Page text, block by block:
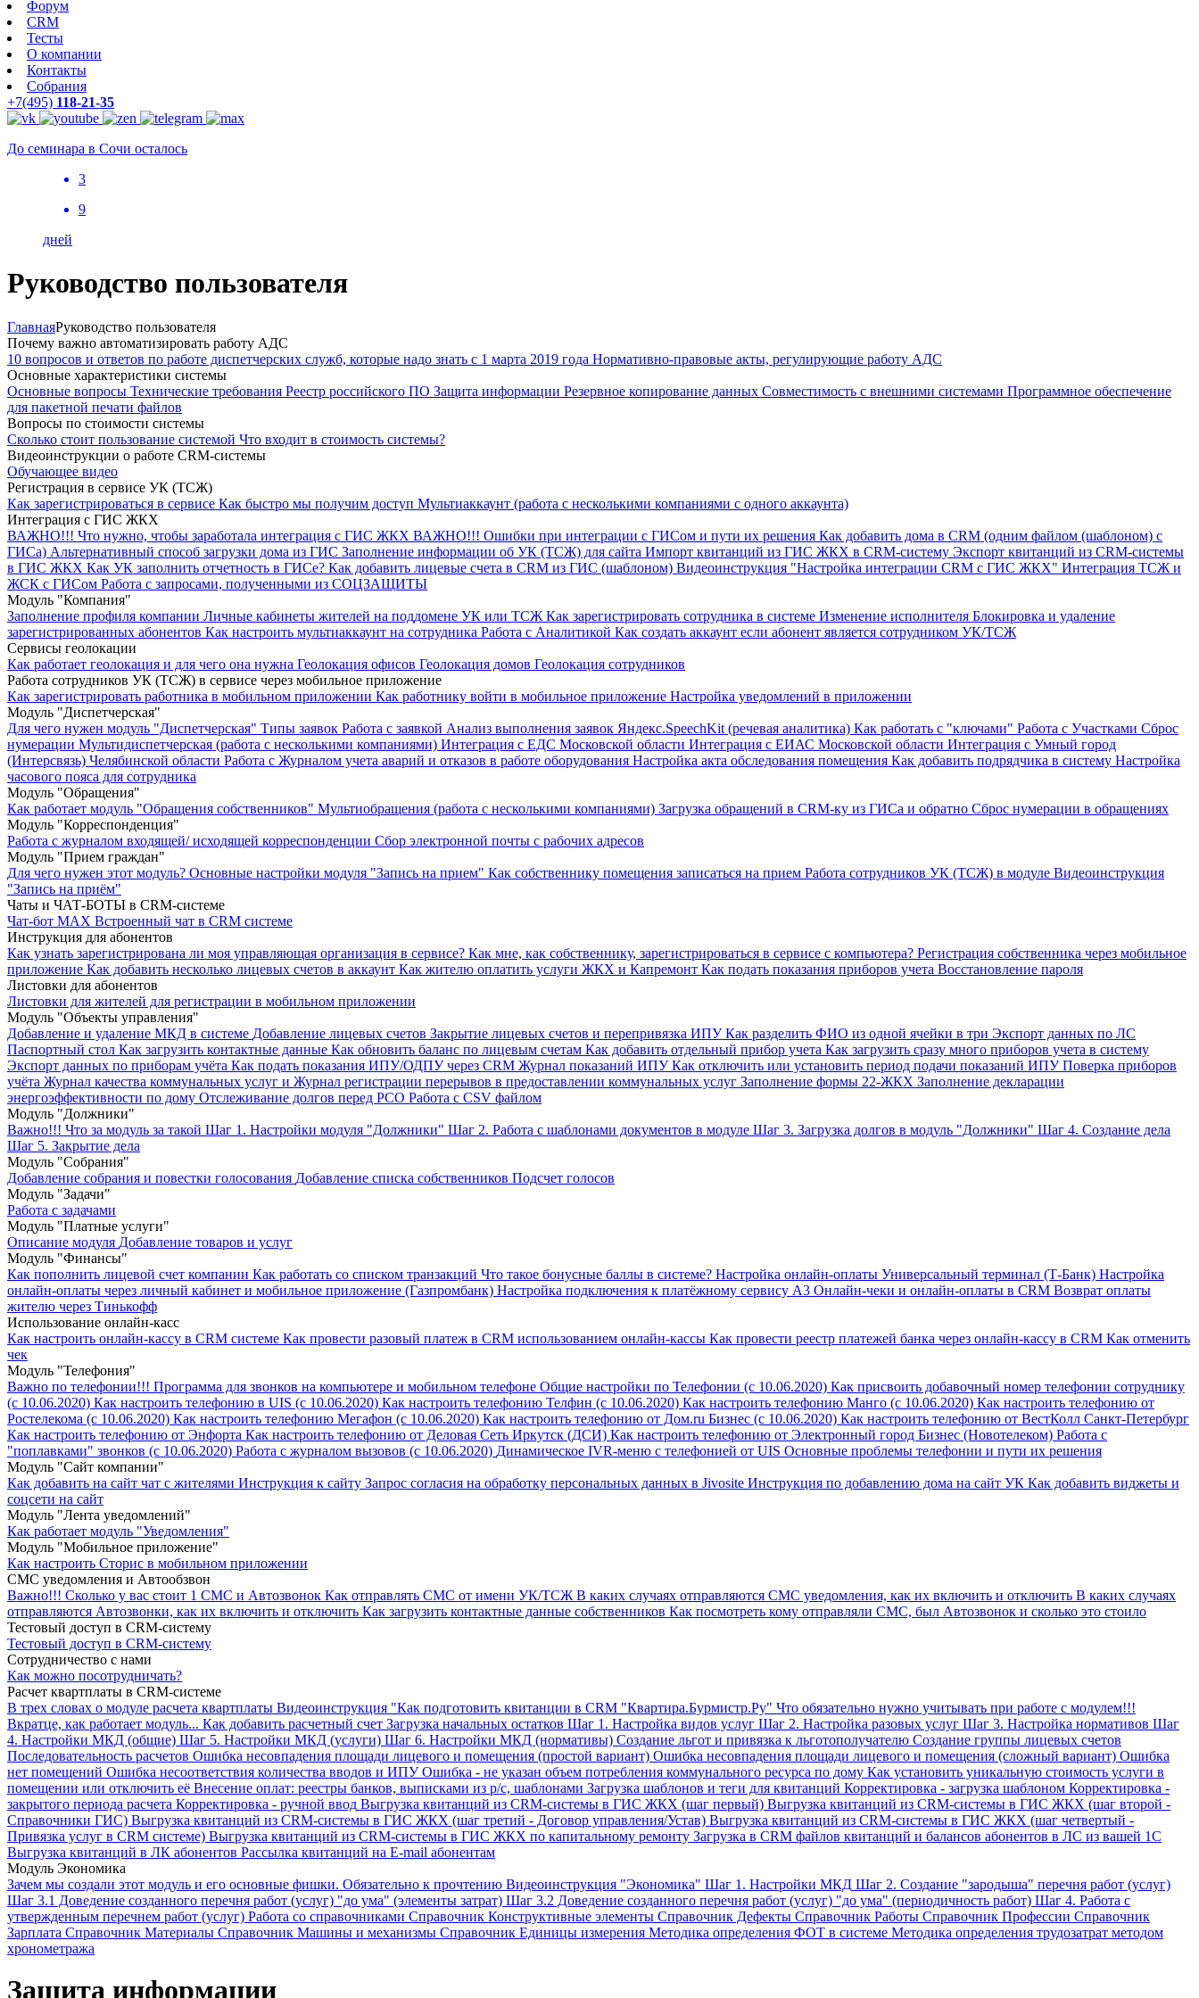
Форум
CRM
Тесты
О компании
Контакты
Собрания
+7(495) 118-21-35
До семинара в Сочи осталось
3
9
дней
Руководство пользователя
ГлавнаяРуководство пользователя
Почему важно автоматизировать работу АДС
10 вопросов и ответов по работе диспетчерских служб, которые надо знать с 1 марта 2019 года Нормативно-правовые акты, регулирующие работу АДС
Основные характеристики системы
Основные вопросы Технические требования Реестр российского ПО Защита информации Резервное копирование данных Совместимость с внешними системами Программное обеспечение
для пакетной печати файлов
Вопросы по стоимости системы
Сколько стоит пользование системой Что входит в стоимость системы?
Видеоинструкции о работе CRM-сиcтемы
Обучающее видео
Регистрация в сервисе УК (ТСЖ)
Как зарегистрироваться в сервисе Как быстро мы получим доступ Мультиаккаунт (работа с несколькими компаниями с одного аккаунта)
Интеграция с ГИС ЖКХ
ВАЖНО!!! Что нужно, чтобы заработала интеграция с ГИС ЖКХ ВАЖНО!!! Ошибки при интеграции с ГИСом и пути их решения Как добавить дома в CRM (одним файлом (шаблоном) с
ГИСа) Альтернативный способ загрузки дома из ГИС Заполнение информации об УК (ТСЖ) для сайта Импорт квитанций из ГИС ЖКХ в CRM-систему Экспорт квитанций из CRM-системы
в ГИС ЖКХ Как УК заполнить отчетность в ГИСе? Как добавить лицевые счета в CRM из ГИС (шаблоном) Видеоинструкция "Настройка интеграции CRM с ГИС ЖКХ" Интеграция ТСЖ и
ЖСК с ГИСом Работа с запросами, полученными из СОЦЗАЩИТЫ
Модуль "Компания"
Заполнение профиля компании Личные кабинеты жителей на поддомене УК или ТСЖ Как зарегистрировать сотрудника в системе Изменение исполнителя Блокировка и удаление
зарегистрированных абонентов Как настроить мультиаккаунт на сотрудника Работа с Аналитикой Как создать аккаунт если абонент является сотрудником УК/ТСЖ
Сервисы геолокации
Как работает геолокация и для чего она нужна Геолокация офисов Геолокация домов Геолокация сотрудников
Работа сотрудников УК (ТСЖ) в сервисе через мобильное приложение
Как зарегистрировать работника в мобильном приложении Как работнику войти в мобильное приложение Настройка уведомлений в приложении
Модуль "Диспетчерская"
Для чего нужен модуль "Диспетчерская" Типы заявок Работа с заявкой Анализ выполнения заявок Яндекс.SpeechKit (речевая аналитика) Как работать с "ключами" Работа с Участками Сброс
нумерации Мультидиспетчерская (работа с несколькими компаниями) Интеграция с ЕДС Московской области Интеграция с ЕИАС Московской области Интеграция с Умный город
(Интерсвязь) Челябинской области Работа с Журналом учета аварий и отказов в работе оборудования Настройка акта обследования помещения Как добавить подрядчика в систему Настройка
часового пояса для сотрудника
Модуль "Обращения"
Как работает модуль "Обращения собственников" Мультиобращения (работа с несколькими компаниями) Загрузка обращений в CRM-ку из ГИСа и обратно Сброс нумерации в обращениях
Модуль "Корреспонденция"
Работа с журналом входящей/ исходящей корреспонденции Сбор электронной почты с рабочих адресов
Модуль "Прием граждан"
Для чего нужен этот модуль? Основные настройки модуля "Запись на прием" Как собственнику помещения записаться на прием Работа сотрудников УК (ТСЖ) в модуле Видеоинструкция
"Запись на приём"
Чаты и ЧАТ-БОТЫ в CRM-системе
Чат-бот MAX Встроенный чат в CRM системе
Инструкция для абонентов
Как узнать зарегистрирована ли моя управляющая организация в сервисе? Как мне, как собственнику, зарегистрироваться в сервисе с компьютера? Регистрация собственника через мобильное
приложение Как добавить несколько лицевых счетов в аккаунт Как жителю оплатить услуги ЖКХ и Капремонт Как подать показания приборов учета Восстановление пароля
Листовки для абонентов
Листовки для жителей для регистрации в мобильном приложении
Модуль "Объекты управления"
Добавление и удаление МКД в системе Добавление лицевых счетов Закрытие лицевых счетов и перепривязка ИПУ Как разделить ФИО из одной ячейки в три Экспорт данных по ЛС
Паспортный стол Как загрузить контактные данные Как обновить баланс по лицевым счетам Как добавить отдельный прибор учета Как загрузить сразу много приборов учета в систему
Экспорт данных по приборам учёта Как подать показания ИПУ/ОДПУ через CRM Журнал показаний ИПУ Как отключить или установить период подачи показаний ИПУ Поверка приборов
учёта Журнал качества коммунальных услуг и Журнал регистрации перерывов в предоставлении коммунальных услуг Заполнение формы 22-ЖКХ Заполнение декларации
энергоэффективности по дому Отслеживание долгов перед РСО Работа с CSV файлом
Модуль "Должники"
Важно!!! Что за модуль за такой Шаг 1. Настройки модуля "Должники" Шаг 2. Работа с шаблонами документов в модуле Шаг 3. Загрузка долгов в модуль "Должники" Шаг 4. Создание дела
Шаг 5. Закрытие дела
Модуль "Собрания"
Добавление собрания и повестки голосования Добавление списка собственников Подсчет голосов
Модуль "Задачи"
Работа с задачами
Модуль "Платные услуги"
Описание модуля Добавление товаров и услуг
Модуль "Финансы"
Как пополнить лицевой счет компании Как работать со списком транзакций Что такое бонусные баллы в системе? Настройка онлайн-оплаты Универсальный терминал (Т-Банк) Настройка
онлайн-оплаты через личный кабинет и мобильное приложение (Газпромбанк) Настройка подключения к платёжному сервису А3 Онлайн-чеки и онлайн-оплаты в CRM Возврат оплаты
жителю через Тинькофф
Использование онлайн-касс
Как настроить онлайн-кассу в CRM системе Как провести разовый платеж в CRM использованием онлайн-кассы Как провести реестр платежей банка через онлайн-кассу в CRM Как отменить
чек
Модуль "Телефония"
Важно по телефонии!!! Программа для звонков на компьютере и мобильном телефоне Общие настройки по Телефонии (с 10.06.2020) Как присвоить добавочный номер телефонии сотруднику
(с 10.06.2020) Как настроить телефонию в UIS (с 10.06.2020) Как настроить телефонию Телфин (с 10.06.2020) Как настроить телефонию Манго (с 10.06.2020) Как настроить телефонию от
Ростелекома (с 10.06.2020) Как настроить телефонию Мегафон (с 10.06.2020) Как настроить телефонию от Дом.ru Бизнес (с 10.06.2020) Как настроить телефонию от ВестКолл Санкт-Петербург
Как настроить телефонию от Энфорта Как настроить телефонию от Деловая Сеть Иркутск (ДСИ) Как настроить телефонию от Электронный город Бизнес (Новотелеком) Работа с
"поплавками" звонков (с 10.06.2020) Работа с журналом вызовов (с 10.06.2020) Динамическое IVR-меню с телефонией от UIS Основные проблемы телефонии и пути их решения
Модуль "Cайт компании"
Как добавить на сайт чат с жителями Инструкция к сайту Запрос согласия на обработку персональных данных в Jivosite Инструкция по добавлению дома на сайт УК Как добавить виджеты и
соцсети на сайт
Модуль "Лента уведомлений"
Как работает модуль "Уведомления"
Модуль "Мобильное приложение"
Как настроить Сторис в мобильном приложении
СМС уведомления и Автообзвон
Важно!!! Сколько у вас стоит 1 СМС и Автозвонок Как отправлять СМС от имени УК/ТСЖ В каких случаях отправляются СМС уведомления, как их включить и отключить В каких случаях
отправляются Автозвонки, как их включить и отключить Как загрузить контактные данные собственников Как посмотреть кому отправляли СМС, был Автозвонок и сколько это стоило
Тестовый доступ в CRM-систему
Тестовый доступ в CRM-систему
Сотрудничество с нами
Как можно посотрудничать?
Расчет квартплаты в CRM-системе
В трех словах о модуле расчета квартплаты Видеоинструкция "Как подготовить квитанции в CRM "Квартира.Бурмистр.Ру" Что обязательно нужно учитывать при работе с модулем!!!
Вкратце, как работает модуль... Как добавить расчетный счет Загрузка начальных остатков Шаг 1. Настройка видов услуг Шаг 2. Настройка разовых услуг Шаг 3. Настройка нормативов Шаг
4. Настройки МКД (общие) Шаг 5. Настройки МКД (услуги) Шаг 6. Настройки МКД (нормативы) Создание льгот и привязка к льготополучателю Создание группы лицевых счетов
Последовательность расчетов Ошибка несовпадения площади лицевого и помещения (простой вариант) Ошибка несовпадения площади лицевого и помещения (сложный вариант) Ошибка
нет помещений Ошибка несоответствия количества вводов и ИПУ Ошибка - не указан объем потребления коммунального ресурса по дому Как установить уникальную стоимость услуги в
помещении или отключить её Внесение оплат: реестры банков, выписками из р/с, шаблонами Загрузка шаблонов и теги для квитанций Корректировка - загрузка шаблоном Корректировка -
закрытого периода расчета Корректировка - ручной ввод Выгрузка квитанций из CRM-системы в ГИС ЖКХ (шаг первый) Выгрузка квитанций из CRM-системы в ГИС ЖКХ (шаг второй -
Справочники ГИС) Выгрузка квитанций из CRM-системы в ГИС ЖКХ (шаг третий - Договор управления/Устав) Выгрузка квитанций из CRM-системы в ГИС ЖКХ (шаг четвертый -
Привязка услуг в CRM системе) Выгрузка квитанций из CRM-системы в ГИС ЖКХ по капитальному ремонту Загрузка в CRM файлов квитанций и балансов абонентов в ЛС из вашей 1С
Выгрузка квитанций в ЛК абонентов Рассылка квитанций на E-mail абонентам
Модуль Экономика
Зачем мы создали этот модуль и его основные фишки. Обязательно к прочтению Видеоинструкция "Экономика" Шаг 1. Настройки МКД Шаг 2. Создание "зародыша" перечня работ (услуг)
Шаг 3.1 Доведение созданного перечня работ (услуг) "до ума" (элементы затрат) Шаг 3.2 Доведение созданного перечня работ (услуг) "до ума" (периодичность работ) Шаг 4. Работа с
утвержденным перечнем работ (услуг) Работа со справочниками Справочник Конструктивные элементы Справочник Дефекты Справочник Работы Справочник Профессии Справочник
Зарплата Справочник Материалы Справочник Машины и механизмы Справочник Единицы измерения Методика определения ФОТ в системе Методика определения трудозатрат методом
хронометража
Защита информации